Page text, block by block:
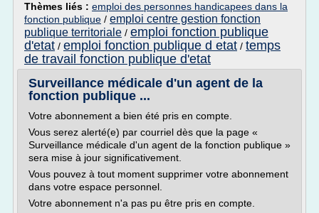
Thèmes liés : emploi des personnes handicapees dans la
fonction publique / emploi centre gestion fonction
publique territoriale / emploi fonction publique
d'etat / emploi fonction publique d etat / temps
de travail fonction publique d'etat
Surveillance médicale d'un agent de la
fonction publique ...
Votre abonnement a bien été pris en compte.
Vous serez alerté(e) par courriel dès que la page «
Surveillance médicale d'un agent de la fonction publique »
sera mise à jour significativement.
Vous pouvez à tout moment supprimer votre abonnement
dans votre espace personnel.
Votre abonnement n'a pas pu être pris en compte.